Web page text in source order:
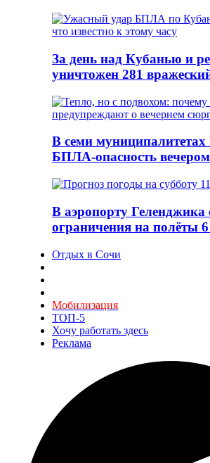
За день над Кубанью и
уничтожен 281
В семи
БПЛА-опасность вечером
В аэропорту Геленджика
ограничения на полёты 6
Отдых в Сочи
Мобилизация
ТОП-5
Хочу работать здесь
Реклама